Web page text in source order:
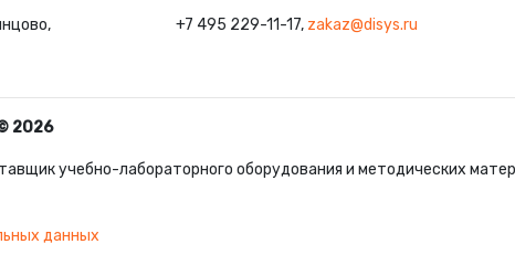
+7 495 229-11-17, zakaz@disys.ru
2026
учебно-лабораторного оборудования и методических
данных